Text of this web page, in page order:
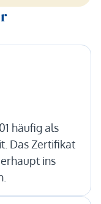
häufig als
Das Zertifikat
ins